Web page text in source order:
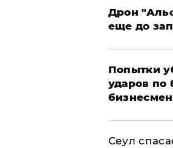
Дрон
еще до
Попытки
ударов по
​Сеул